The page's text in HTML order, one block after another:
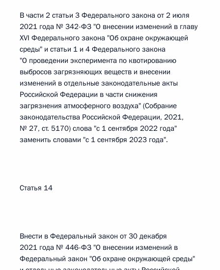
В части 2 статьи 3 Федерального закона от 2 июля
2021 года № 342-ФЗ "О внесении изменений в главу
XVI Федерального закона "Об охране окружающей
среды" и статьи 1 и 4 Федерального закона
"О проведении эксперимента по квотированию
выбросов загрязняющих веществ и внесении
изменений в отдельные законодательные акты
Российской Федерации в части снижения
загрязнения атмосферного воздуха" (Собрание
законодательства Российской Федерации, 2021,
№ 27, ст. 5170) слова "с 1 сентября 2022 года"
заменить словами "с 1 сентября 2023 года".
Статья 14
Внести в Федеральный закон от 30 декабря
2021 года № 446-ФЗ "О внесении изменений в
Федеральный закон "Об охране окружающей среды"